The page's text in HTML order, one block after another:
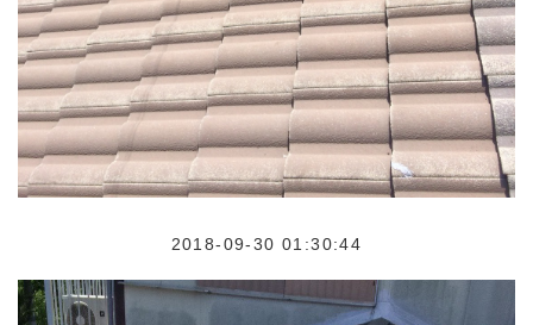
2018-09-30 01:30:44